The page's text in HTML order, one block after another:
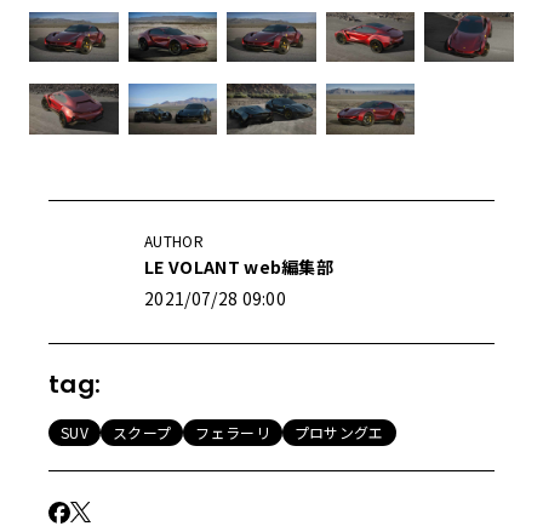
AUTHOR
LE VOLANT web編集部
2021/07/28 09:00
tag:
SUV スクープ フェラーリ プロサングエ